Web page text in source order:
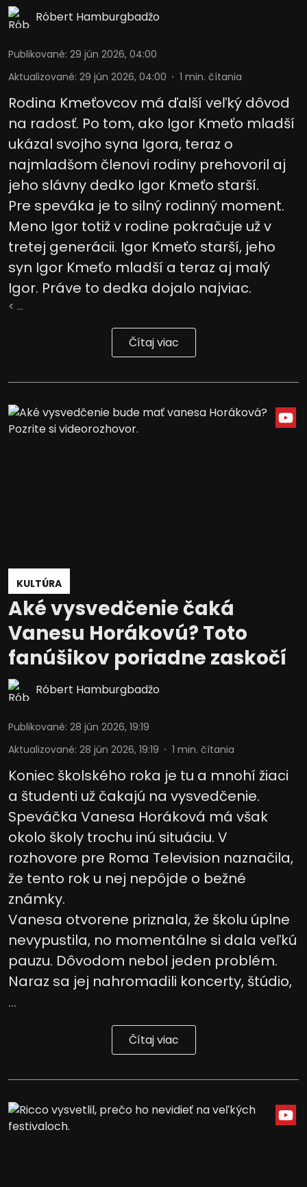
Róbert Hamburgbadžo
Publikované: 29 jún 2026, 04:00
Aktualizované: 29 jún 2026, 04:00 1 min. čítania
Rodina Kmeťovcov má ďalší veľký dôvod
na radosť. Po tom, ako Igor Kmeťo mladší
ukázal svojho syna Igora, teraz o
najmladšom členovi rodiny prehovoril aj
jeho slávny dedko Igor Kmeťo starší.
Pre speváka je to silný rodinný moment.
Meno Igor totiž v rodine pokračuje už v
tretej generácii. Igor Kmeťo starší, jeho
syn Igor Kmeťo mladší a teraz aj malý
Igor. Práve to dedka dojalo najviac.
< ...
Čítaj viac
KULTÚRA
Aké vysvedčenie čaká
Vanesu Horákovú? Toto
fanúšikov poriadne zaskočí
Róbert Hamburgbadžo
Publikované: 28 jún 2026, 19:19
Aktualizované: 28 jún 2026, 19:19 1 min. čítania
Koniec školského roka je tu a mnohí žiaci
a študenti už čakajú na vysvedčenie.
Speváčka Vanesa Horáková má však
okolo školy trochu inú situáciu. V
rozhovore pre Roma Television naznačila,
že tento rok u nej nepôjde o bežné
známky.
Vanesa otvorene priznala, že školu úplne
nevypustila, no momentálne si dala veľkú
pauzu. Dôvodom nebol jeden problém.
Naraz sa jej nahromadili koncerty, štúdio,
...
Čítaj viac